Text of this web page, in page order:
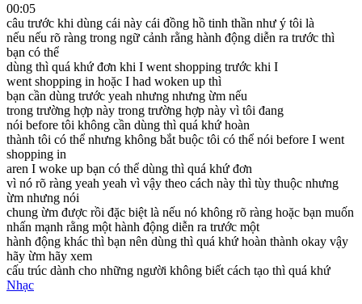
00:05
câu trước khi dùng cái này cái đồng hồ tinh thần như ý tôi là
nếu nếu rõ ràng trong ngữ cảnh rằng hành động diễn ra trước thì
bạn có thể
dùng thì quá khứ đơn khi I went shopping trước khi I
went shopping in hoặc I had woken up thì
bạn cần dùng trước yeah nhưng nhưng ừm nếu
trong trường hợp này trong trường hợp này vì tôi đang
nói before tôi không cần dùng thì quá khứ hoàn
thành tôi có thể nhưng không bắt buộc tôi có thể nói before I went
shopping in
aren I woke up bạn có thể dùng thì quá khứ đơn
vì nó rõ ràng yeah yeah vì vậy theo cách này thì tùy thuộc nhưng
ừm nhưng nói
chung ừm được rồi đặc biệt là nếu nó không rõ ràng hoặc bạn muốn
nhấn mạnh rằng một hành động diễn ra trước một
hành động khác thì bạn nên dùng thì quá khứ hoàn thành okay vậy
hãy ừm hãy xem
cấu trúc dành cho những người không biết cách tạo thì quá khứ
Nhạc